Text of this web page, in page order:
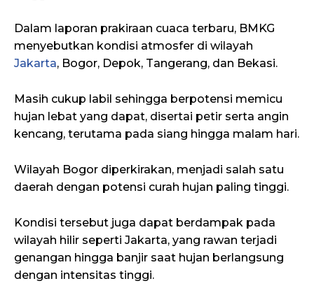
Dalam laporan prakiraan cuaca terbaru, BMKG
menyebutkan kondisi atmosfer di wilayah
Jakarta, Bogor, Depok, Tangerang, dan Bekasi.
Masih cukup labil sehingga berpotensi memicu
hujan lebat yang dapat, disertai petir serta angin
kencang, terutama pada siang hingga malam hari.
Wilayah Bogor diperkirakan, menjadi salah satu
daerah dengan potensi curah hujan paling tinggi.
Kondisi tersebut juga dapat berdampak pada
wilayah hilir seperti Jakarta, yang rawan terjadi
genangan hingga banjir saat hujan berlangsung
dengan intensitas tinggi.